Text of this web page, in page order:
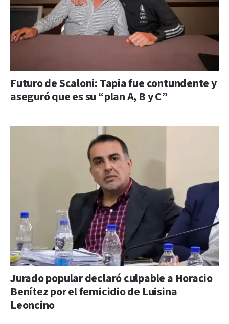
Futuro de Scaloni: Tapia fue contundente y
aseguró que es su “plan A, B y C”
Jurado popular declaró culpable a Horacio
Benítez por el femicidio de Luisina
Leoncino